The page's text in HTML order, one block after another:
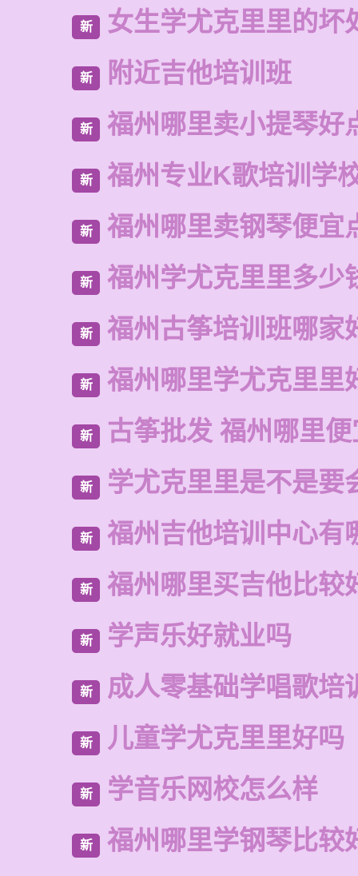
新 女生学尤克里里的坏
新 附近吉他培训班
新 福州哪里卖小提琴好
新 福州专业K歌培训学
新 福州哪里卖钢琴便宜
新 福州学尤克里里多少
新 福州古筝培训班哪家
新 福州哪里学尤克里里
新 古筝批发 福州哪里
新 学尤克里里是不是要
新 福州吉他培训中心有
新 福州哪里买吉他比较
新 学声乐好就业吗
新 成人零基础学唱歌培
新 儿童学尤克里里好吗
新 学音乐网校怎么样
新 福州哪里学钢琴比较